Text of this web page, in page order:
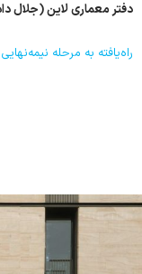
دفتر معماری لاین (جلال
راه‌یافته به مرحله